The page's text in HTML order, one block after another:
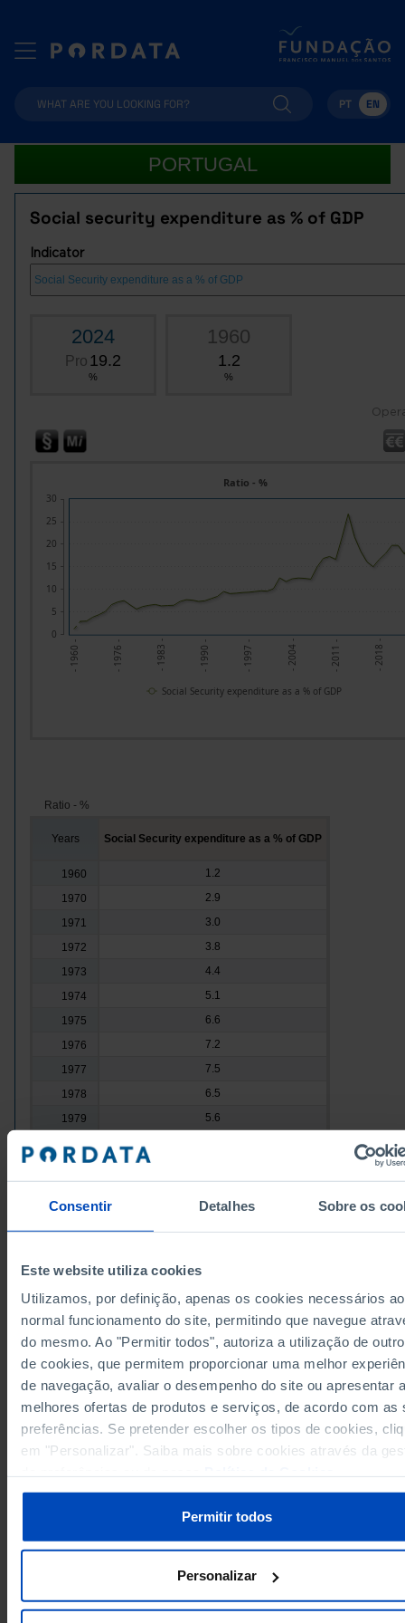
Consentir Detalhes Sobre os
Este website utiliza cookies
Utilizamos, por definição, apenas os cookies necessários ao
normal funcionamento do site, permitindo que navegue
do mesmo. Ao "Permitir todos", autoriza a utilização de
de cookies, que permitem proporcionar uma melhor
de navegação, avaliar o desempenho do site ou apresentar
melhores ofertas de produtos e serviços, de acordo com as
preferências. Se pretender escolher os tipos de cookies,
em "Personalizar". Saiba mais sobre cookies através da
Permitir todos
Personalizar
PT EN
PORTUGAL
Social security expenditure as % of GDP
Indicator
2024
Pro 19.2
%
1960
1.2
%
- 1960 - - 1976 - - 1983 - - 1990 - - 1997 - - 2004 - - 2011 - - 2018 -
Ratio - %
0
5
10
15
20
25
30
Social Security expenditure as a % of GDP
Ratio - %
Years Social Security expenditure as a % of GDP
1960
1.2
1970
2.9
1971
3.0
1972
3.8
1973
4.4
1974
5.1
1975
6.6
1976
7.2
1977
7.5
1978
6.5
1979
5.6
1980
1985
1987
1988
7.6
1989
7.3
1990
7.5
1991
8.0
1992
8.4
9.1
9.5
1999
9.7
Sources/Entities: IGFSS/MTSSS, INE, PORDATA
Last updated: 2026-07-14
RELATED
Social Security revenue as a % of GDP in Portugal